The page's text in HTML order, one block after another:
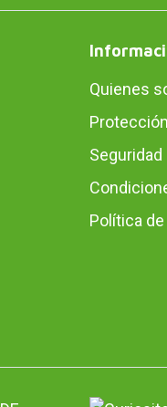
Quienes
Seguridad
Política